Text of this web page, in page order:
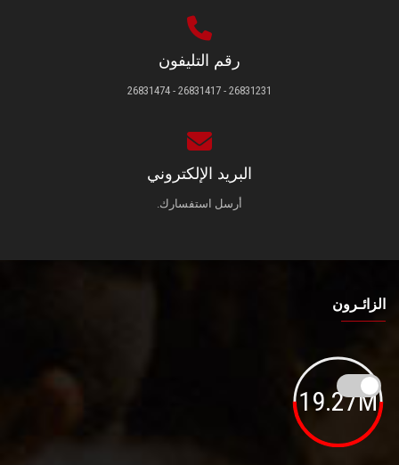
رقم التليفون
26831231 - 26831417 - 26831474
البريد الإلكتروني
أرسل استفسارك.
الزائـرون
19.27M